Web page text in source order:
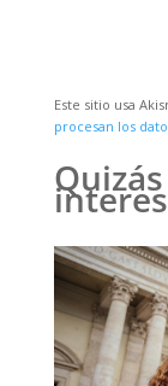
Este sitio usa
procesan los